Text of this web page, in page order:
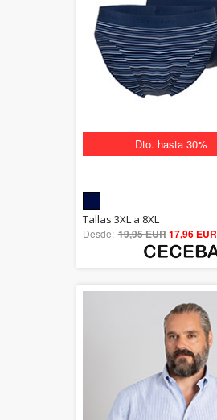
Dto. hasta 30%
5.00
out of 5
Tallas 3XL a 8XL
Desde: 19,95 EUR17,96 EUR